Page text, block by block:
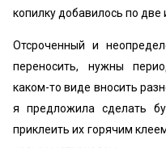
копилку добавилось по две
Отсроченный и
переносить, нужны
каком-то виде вносить
я предложила сделать
приклеить их горячим